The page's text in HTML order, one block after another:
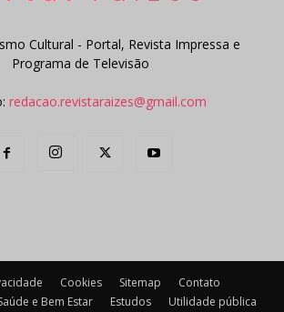
Cultural - Portal, Revista Impressa e
Programa de Televisão
redacao.revistaraizes@gmail.com
Cookies Sitemap
Contato
e Bem Estar Estudos Utilidade pública